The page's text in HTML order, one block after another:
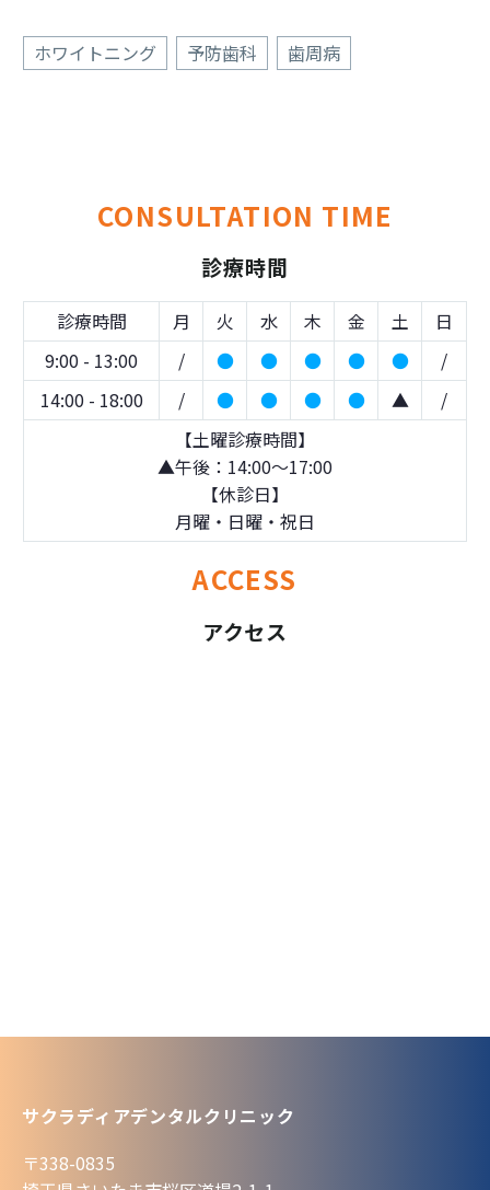
ホワイトニング 予防歯科 歯周病
CONSULTATION TIME
診療時間
診療時間 月 火 水 木 金 土
日
9:00 - 13:00
/ ● ● ● ● ●
/
14:00 - 18:00
/ ● ● ● ● ▲
/
【土曜診療時間】
▲午後：14:00～17:00
【休診日】
月曜・日曜・祝日
ACCESS
アクセス
サクラディアデンタルクリニック
〒338-0835